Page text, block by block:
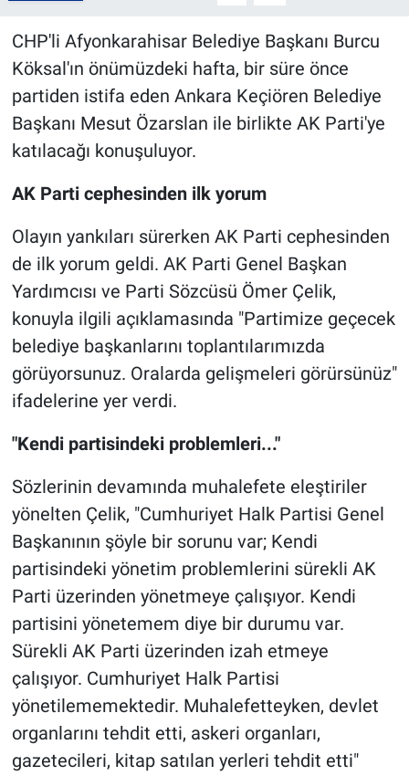
CHP'li Afyonkarahisar Belediye Başkanı Burcu
Köksal'ın önümüzdeki hafta, bir süre önce
partiden istifa eden Ankara Keçiören Belediye
Başkanı Mesut Özarslan ile birlikte AK Parti'ye
katılacağı konuşuluyor.
AK Parti cephesinden ilk yorum
Olayın yankıları sürerken AK Parti cephesinden
de ilk yorum geldi. AK Parti Genel Başkan
Yardımcısı ve Parti Sözcüsü Ömer Çelik,
konuyla ilgili açıklamasında "Partimize geçecek
belediye başkanlarını toplantılarımızda
görüyorsunuz. Oralarda gelişmeleri görürsünüz"
ifadelerine yer verdi.
"Kendi partisindeki problemleri..."
Sözlerinin devamında muhalefete eleştiriler
yönelten Çelik, "Cumhuriyet Halk Partisi Genel
Başkanının şöyle bir sorunu var; Kendi
partisindeki yönetim problemlerini sürekli AK
Parti üzerinden yönetmeye çalışıyor. Kendi
partisini yönetemem diye bir durumu var.
Sürekli AK Parti üzerinden izah etmeye
çalışıyor. Cumhuriyet Halk Partisi
yönetilememektedir. Muhalefetteyken, devlet
organlarını tehdit etti, askeri organları,
gazetecileri, kitap satılan yerleri tehdit etti"